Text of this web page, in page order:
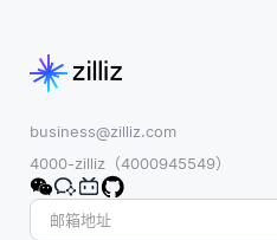
business@zilliz.com
4000-zilliz（4000945549）